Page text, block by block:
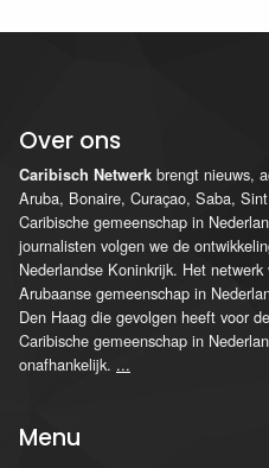
Over ons
Caribisch Netwerk brengt nieuws,
Aruba, Bonaire, Curaçao, Saba,
Caribische gemeenschap in
journalisten volgen we de
Nederlandse Koninkrijk. Het
Arubaanse gemeenschap in
Den Haag die gevolgen heeft voor
Caribische gemeenschap in
onafhankelijk. ...
Menu